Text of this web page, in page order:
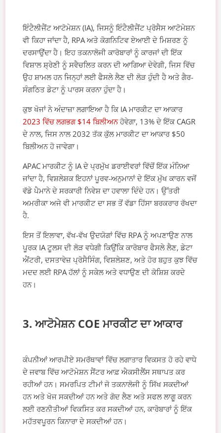
ਇੰਟੈਲੀਜੈਂਟ ਆਟੋਮੇਸ਼ਨ (IA), ਜਿਸਨੂੰ ਇੰਟੈਲੀਜੈਂਟ ਪ੍ਰੋਸੈਸ ਆਟੋਮੇਸ਼ਨ
ਵੀ ਕਿਹਾ ਜਾਂਦਾ ਹੈ, RPA ਅਤੇ ਕੋਗਨਿਟਿਵ ਏਆਈ ਦੇ ਮਿਸ਼ਰਣ ਨੂੰ
ਦਰਸਾਉਂਦਾ ਹੈ। ਇਹ ਤਕਨਾਲੋਜੀ ਕਾਰੋਬਾਰਾਂ ਨੂੰ ਕਾਰਜਾਂ ਦੀ ਇੱਕ
ਵਿਸ਼ਾਲ ਸ਼੍ਰੇਣੀ ਨੂੰ ਸਵੈਚਲਿਤ ਕਰਨ ਦੀ ਆਗਿਆ ਦੇਵੇਗੀ, ਜਿਸ ਵਿੱਚ
ਉਹ ਸ਼ਾਮਲ ਹਨ ਜਿਨ੍ਹਾਂ ਲਈ ਫੈਸਲੇ ਲੈਣ ਦੀ ਲੋੜ ਹੁੰਦੀ ਹੈ ਅਤੇ ਗੈਰ-
ਸੰਗਠਿਤ ਡੇਟਾ ਨੂੰ ਪਾਰਸ ਕਰਨਾ ਹੁੰਦਾ ਹੈ।
ਕੁਝ ਖੋਜਾਂ ਨੇ ਅੰਦਾਜ਼ਾ ਲਗਾਇਆ ਹੈ ਕਿ IA ਮਾਰਕੀਟ ਦਾ ਆਕਾਰ
2023 ਵਿੱਚ ਲਗਭਗ $14 ਬਿਲੀਅਨਹੋਵੇਗਾ, 13% ਦੇ ਇੱਕ CAGR
ਦੇ ਨਾਲ, ਜਿਸ ਨਾਲ 2032 ਤੱਕ ਕੁੱਲ ਮਾਰਕੀਟ ਦਾ ਆਕਾਰ $50
ਬਿਲੀਅਨ ਹੋ ਜਾਵੇਗਾ।
APAC ਮਾਰਕੀਟ ਨੂੰ IA ਦੇ ਪ੍ਰਮੁੱਖ ਡਰਾਈਵਰਾਂ ਵਿੱਚੋਂ ਇੱਕ ਮੰਨਿਆ
ਜਾਂਦਾ ਹੈ, ਵਿਸ਼ਲੇਸ਼ਕ ਇਹਨਾਂ ਪੂਰਵ-ਅਨੁਮਾਨਾਂ ਦੇ ਇੱਕ ਮੁੱਖ ਕਾਰਨ ਵਜੋਂ
ਵੱਡੇ ਪੈਮਾਨੇ ਦੇ ਸਰਕਾਰੀ ਨਿਵੇਸ਼ ਦਾ ਹਵਾਲਾ ਦਿੰਦੇ ਹਨ। ਉੱਤਰੀ
ਅਮਰੀਕਾ ਅਜੇ ਵੀ ਮਾਰਕੀਟ ਦਾ ਸਭ ਤੋਂ ਵੱਡਾ ਹਿੱਸਾ ਬਰਕਰਾਰ ਰੱਖਦਾ
ਹੈ.
ਇਸ ਤੋਂ ਇਲਾਵਾ, ਵੱਖ-ਵੱਖ ਉਦਯੋਗਾਂ ਵਿੱਚ RPA ਨੂੰ ਅਪਣਾਉਣ ਨਾਲ
ਪੂਰਕ IA ਟੂਲਸ ਦੀ ਲੋੜ ਵਧੇਗੀ ਕਿਉਂਕਿ ਕਾਰੋਬਾਰ ਫੈਸਲੇ ਲੈਣ, ਡੇਟਾ
ਐਂਟਰੀ, ਦਸਤਾਵੇਜ਼ ਪ੍ਰੋਸੈਸਿੰਗ, ਵਿਸ਼ਲੇਸ਼ਣ, ਅਤੇ ਹੋਰ ਬਹੁਤ ਕੁਝ ਵਿੱਚ
ਮਦਦ ਲਈ RPA ਹੱਲਾਂ ਨੂੰ ਸਕੇਲ ਅਤੇ ਵਧਾਉਣ ਦੀ ਕੋਸ਼ਿਸ਼ ਕਰਦੇ
ਹਨ।
3. ਆਟੋਮੇਸ਼ਨ COE ਮਾਰਕੀਟ ਦਾ ਆਕਾਰ
ਕੰਪਨੀਆਂ ਆਰਪੀਏ ਸਮਰੱਥਾਵਾਂ ਵਿੱਚ ਲਗਾਤਾਰ ਵਿਕਸਤ ਹੋ ਰਹੇ ਵਾਧੇ
ਦੇ ਜਵਾਬ ਵਿੱਚ ਆਟੋਮੇਸ਼ਨ ਸੈਂਟਰ ਆਫ਼ ਐਕਸੀਲੈਂਸ ਸਥਾਪਤ ਕਰ
ਰਹੀਆਂ ਹਨ। ਸਮਰਪਿਤ ਟੀਮਾਂ ਜੋ ਤਕਨਾਲੋਜੀ ਨੂੰ ਸਿੱਖ ਸਕਦੀਆਂ
ਹਨ ਅਤੇ ਖੋਜ ਸਕਦੀਆਂ ਹਨ ਅਤੇ ਗੋਦ ਲੈਣ ਅਤੇ ਸਫਲ ਲਾਗੂ ਕਰਨ
ਲਈ ਰਣਨੀਤੀਆਂ ਵਿਕਸਿਤ ਕਰ ਸਕਦੀਆਂ ਹਨ, ਕਾਰੋਬਾਰਾਂ ਨੂੰ ਇੱਕ
ਮਹੱਤਵਪੂਰਨ ਕਿਨਾਰਾ ਦੇ ਸਕਦੀਆਂ ਹਨ।